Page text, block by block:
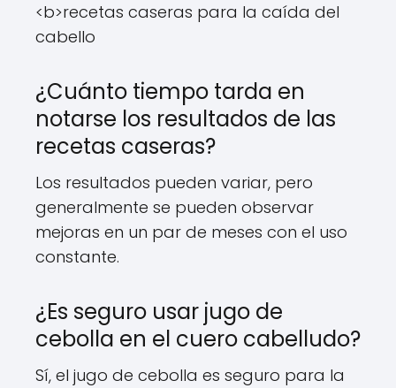
<b>recetas caseras para la caída del
cabello
¿Cuánto tiempo tarda en
notarse los resultados de las
recetas caseras?
Los resultados pueden variar, pero
generalmente se pueden observar
mejoras en un par de meses con el uso
constante.
¿Es seguro usar jugo de
cebolla en el cuero cabelludo?
Sí, el jugo de cebolla es seguro para la